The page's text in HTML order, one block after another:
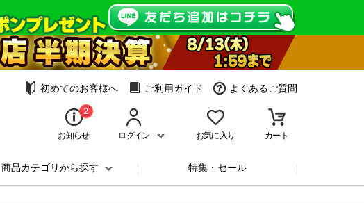
初めてのお客様へ ご利用ガイド よくあるご質問
2
お知らせ ログイン お気に入り カート
商品カテゴリから探す 特集・セール